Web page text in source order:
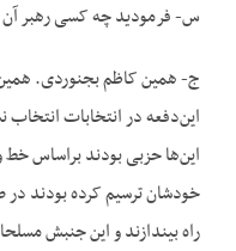
س- فرمودید چه کسی رهبر آن
ج- همین کاظم بجنوردی.
این‌دفعه در انتخابات
این‌ها حزبی بودند براساس
خودشان ترسیم کرده بودند
راه بیندازند و این جنبش